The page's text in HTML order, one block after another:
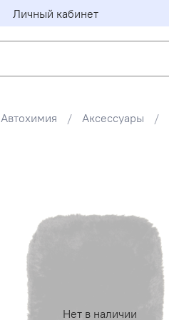
Личный кабинет
Автохимия Аксессуары
Нет в наличии